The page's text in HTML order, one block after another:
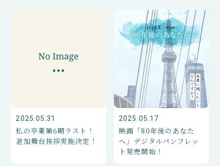
2025.05.31
私の卒業第6期ラスト！
追加舞台挨拶実施決定！
2025.05.17
映画「80年後のあなた
へ」デジタルパンフレッ
ト発売開始！